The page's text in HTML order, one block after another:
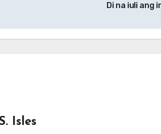
Di na iuli ang
Isles